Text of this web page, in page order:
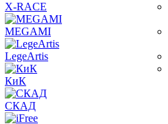
X-RACE
MEGAMI
LegeArtis
КиК
СКАД